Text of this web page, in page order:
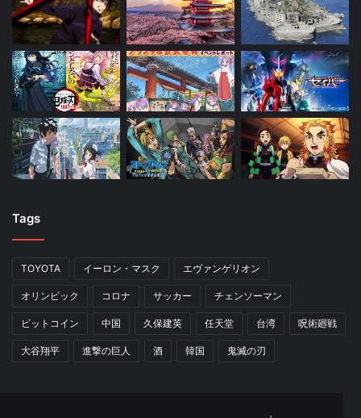
Tags
TOYOTA イーロン・マスク エヴァンゲリオン
オリンピック コロナ サッカー チェンソーマン
ビットコイン 中国 久保建英 任天堂 台湾 呪術廻戦
大谷翔平 進撃の巨人 酒 韓国 鬼滅の刃